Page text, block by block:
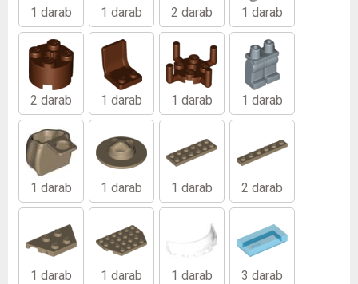
1 darab 1 darab 2 darab 1 darab
2 darab 1 darab 1 darab 1 darab
1 darab 1 darab 1 darab 2 darab
1 darab 1 darab 1 darab 3 darab